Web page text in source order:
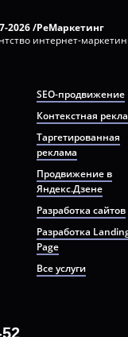
2026 /РеМаркетинг
интернет-
SEO-продвижение
Контекстная
Таргетированная
реклама
Продвижение в
Яндекс.Дзене
Разработка сайтов
Разработка
Page
Все услуги